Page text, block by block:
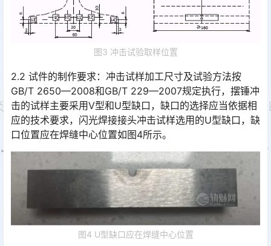
图3 冲击试验取样位置
2.2 试件的制作要求：冲击试样加工尺寸及试验方法按
GB/T 2650—2008和GB/T 229—2007规定执行，摆锤冲
击的试样主要采用V型和U型缺口，缺口的选择应当依据相
应的技术要求，闪光焊接接头冲击试样选用的U型缺口，缺
口位置应在焊缝中心位置如图4所示。󠅅󠅃󠄵󠅂󠄪󠇖󠆨󠆨󠇕󠆞󠆒󠅬󠇘󠆭󠆘󠇙󠆝󠅵󠇗󠆭󠆁󠄐󠇗󠅹󠅸󠇖󠆍󠅳󠇖󠅹󠅰󠇖󠆌󠅹
图4 U型缺口应在焊缝中心位置